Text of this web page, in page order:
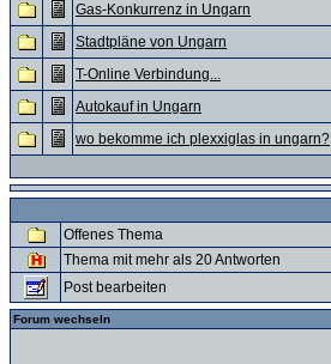
Gas-Konkurrenz in Ungarn
Stadtpläne von Ungarn
T-Online Verbindung...
Autokauf in Ungarn
wo bekomme ich plexxiglas in ungarn?
Offenes Thema
Thema mit mehr als 20 Antworten
Post bearbeiten
Forum wechseln